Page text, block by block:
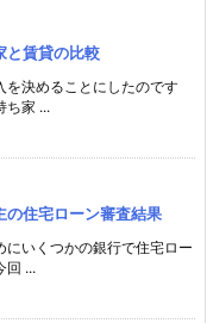
と賃貸の比較
を決めることにしたのです
ち家 ...
の住宅ローン審査結果
いくつかの銀行で住宅ロー
回 ...